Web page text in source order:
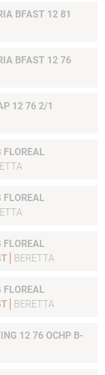
SUP DT11EELL FLOREAL TRAP 12 76 2/1
FLOREAL
FLOREAL
FLOREAL
BERETTA
FLOREAL
BERETTA
12 76 OCHP B-